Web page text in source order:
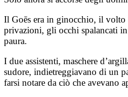
Il Goēs era in ginocchio, il volto
privazioni, gli occhi spalancati
paura.
I due assistenti, maschere
sudore, indietreggiavano di un
farsi notare da ciò che avevano